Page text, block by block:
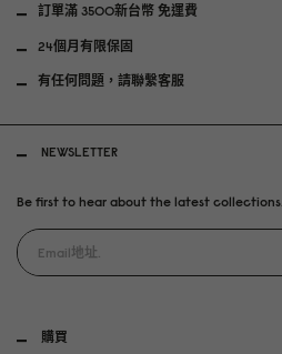
訂單滿 3500新台幣 免運費
24個月有限保固
有任何問題，請聯繫客服
購買
NEWSLETTER
Be first to hear about the latest collections.